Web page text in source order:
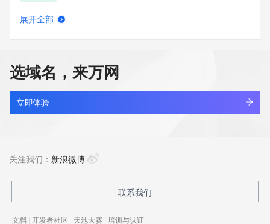
xzwkj.vip
新注册
查看详情
最近查询
展开全部
选域名，来万网
立即体验
关注我们： 新浪微博
联系我们
文档 | 开发者社区 | 天池大赛 | 培训与认证